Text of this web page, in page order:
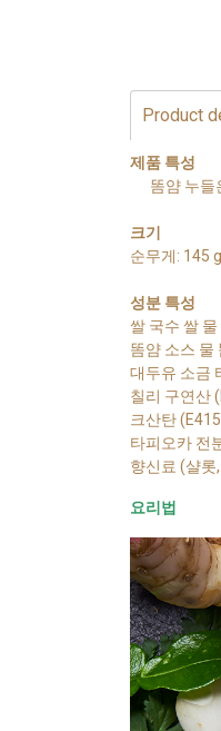
Product
제품 특성
똠얌 누들
크기
순무게: 145
성분 특성
쌀 국수 쌀 물
똠얌 소스 물
대두유 소금
칠리 구연산
크산탄
타피오카 전
향신료 (샬롯
요리법